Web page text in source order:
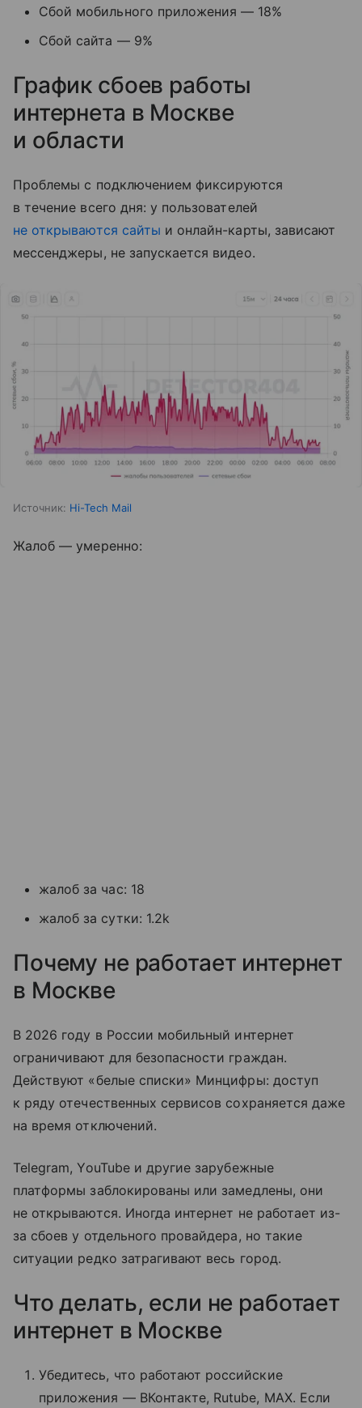
Сбой мобильного приложения — 18%
Сбой сайта — 9%
График сбоев работы
интернета в Москве
и области
Проблемы с подключением фиксируются
в течение всего дня: у пользователей
не открываются сайты и онлайн-карты, зависают
мессенджеры, не запускается видео.
Источник: Hi-Tech Mail
Жалоб — умеренно:
жалоб за час: 18
жалоб за сутки: 1.2k
Почему не работает интернет
в Москве
В 2026 году в России мобильный интернет
ограничивают для безопасности граждан.
Действуют «белые списки» Минцифры: доступ
к ряду отечественных сервисов сохраняется даже
на время отключений.
Telegram, YouTube и другие зарубежные
платформы заблокированы или замедлены, они
не открываются. Иногда интернет не работает из-
за сбоев у отдельного провайдера, но такие
ситуации редко затрагивают весь город.
Что делать, если не работает
интернет в Москве
Убедитесь, что работают российские
приложения — ВКонтакте, Rutube, MAX. Если